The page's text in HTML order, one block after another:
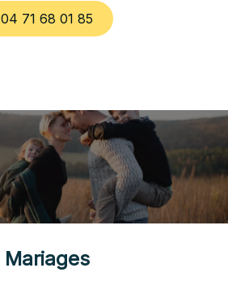
04 71 68 01 85
Mariages